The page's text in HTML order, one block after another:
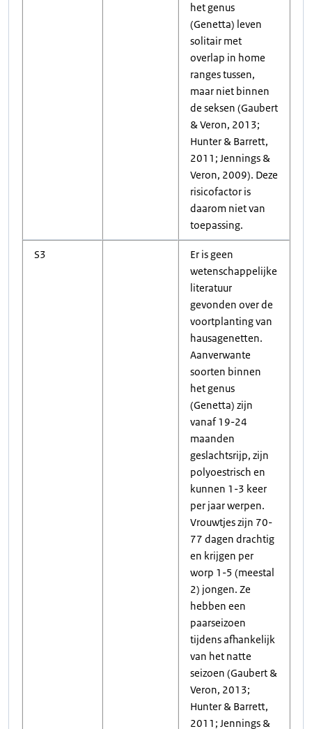
het genus
(Genetta) leven
solitair met
overlap in home
ranges tussen,
maar niet binnen
de seksen (Gaubert
& Veron, 2013;
Hunter & Barrett,
2011; Jennings &
Veron, 2009). Deze
risicofactor is
daarom niet van
toepassing.
S3
Er is geen
wetenschappelijke
literatuur
gevonden over de
voortplanting van
hausagenetten.
Aanverwante
soorten binnen
het genus
(Genetta) zijn
vanaf 19-24
maanden
geslachtsrijp, zijn
polyoestrisch en
kunnen 1-3 keer
per jaar werpen.
Vrouwtjes zijn 70-
77 dagen drachtig
en krijgen per
worp 1-5 (meestal
2) jongen. Ze
hebben een
paarseizoen
tijdens afhankelijk
van het natte
seizoen (Gaubert &
Veron, 2013;
Hunter & Barrett,
2011; Jennings &